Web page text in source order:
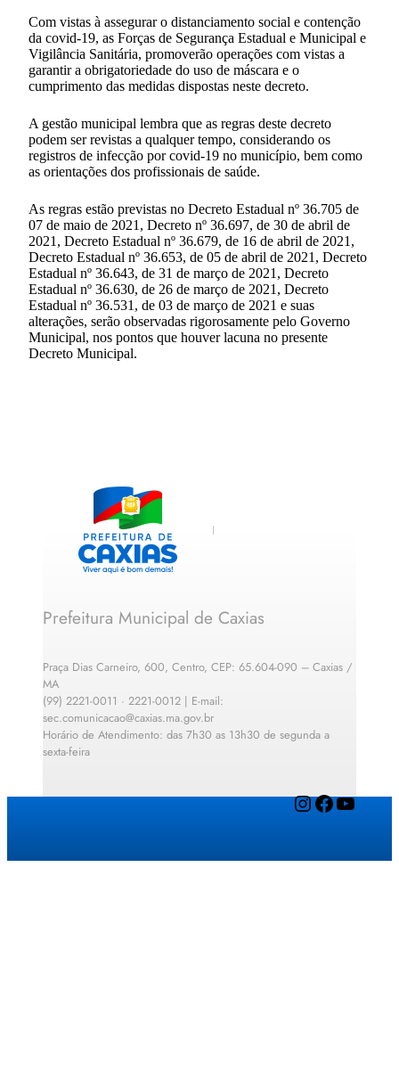
Com vistas à assegurar o distanciamento social e contenção
da covid-19, as Forças de Segurança Estadual e Municipal e
Vigilância Sanitária, promoverão operações com vistas a
garantir a obrigatoriedade do uso de máscara e o
cumprimento das medidas dispostas neste decreto.
A gestão municipal lembra que as regras deste decreto
podem ser revistas a qualquer tempo, considerando os
registros de infecção por covid-19 no município, bem como
as orientações dos profissionais de saúde.
As regras estão previstas no Decreto Estadual nº 36.705 de
07 de maio de 2021, Decreto nº 36.697, de 30 de abril de
2021, Decreto Estadual nº 36.679, de 16 de abril de 2021,
Decreto Estadual nº 36.653, de 05 de abril de 2021, Decreto
Estadual nº 36.643, de 31 de março de 2021, Decreto
Estadual nº 36.630, de 26 de março de 2021, Decreto
Estadual nº 36.531, de 03 de março de 2021 e suas
alterações, serão observadas rigorosamente pelo Governo
Municipal, nos pontos que houver lacuna no presente
Decreto Municipal.
Prefeitura Municipal de Caxias
Praça Dias Carneiro, 600, Centro, CEP: 65.604-090 – Caxias /
MA
(99) 2221-0011 · 2221-0012 | E-mail:
sec.comunicacao@caxias.ma.gov.br
Horário de Atendimento: das 7h30 as 13h30 de segunda a
sexta-feira
InstagramFacebook YouTube